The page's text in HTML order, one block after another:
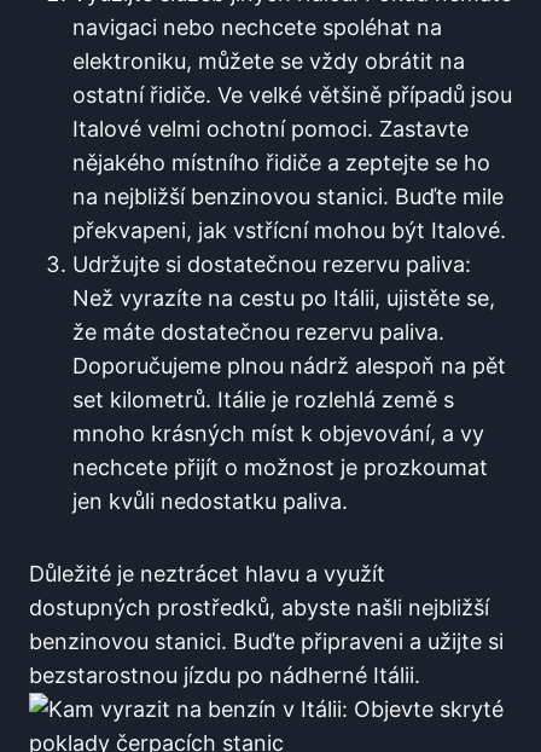
navigaci nebo nechcete spoléhat na
⁢elektroniku,⁤ můžete se⁤ vždy obrátit na
ostatní řidiče. Ve velké většině případů jsou
Italové velmi ochotní pomoci. Zastavte
nějakého ⁢místního řidiče a zeptejte se ho
na nejbližší⁤ benzinovou stanici. Buďte mile
překvapeni, jak vstřícní mohou​ být Italové.
Udržujte si ⁣dostatečnou rezervu paliva:
Než vyrazíte na cestu po‌ Itálii, ujistěte se,
že máte dostatečnou rezervu⁤ paliva.
Doporučujeme​ plnou ​nádrž alespoň na pět ​
set kilometrů. Itálie je rozlehlá země s
⁣mnoho krásných míst k objevování, a vy
nechcete přijít o možnost‌ je‍ prozkoumat
jen kvůli nedostatku paliva.
Důležité je ‍neztrácet hlavu a využít
⁤dostupných ‌prostředků, abyste našli nejbližší
benzinovou stanici. Buďte připraveni a užijte si
⁣bezstarostnou jízdu po nádherné Itálii.